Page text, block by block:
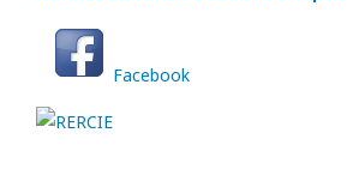
Facebook